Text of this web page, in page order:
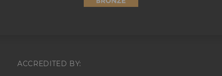
ACCREDITED BY: